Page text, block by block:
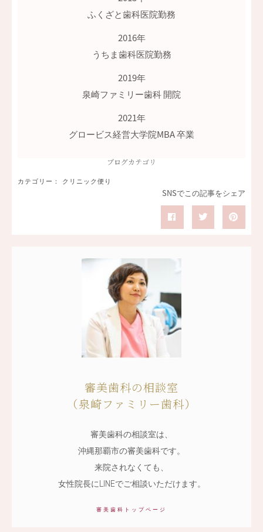
ふくざと歯科医院勤務
2016年
うちま歯科医院勤務
2019年
泉崎ファミリー歯科 開院
2021年
グロービス経営大学院MBA 卒業
ブログカテゴリ
カテゴリー： クリニック便り
SNSでこの記事をシェア
審美歯科の相談室
（泉崎ファミリー歯科）
審美歯科の相談室は、
沖縄那覇市の審美歯科です。
来院されなくても、
女性院長にLINEでご相談いただけます。
審美歯科トップページ